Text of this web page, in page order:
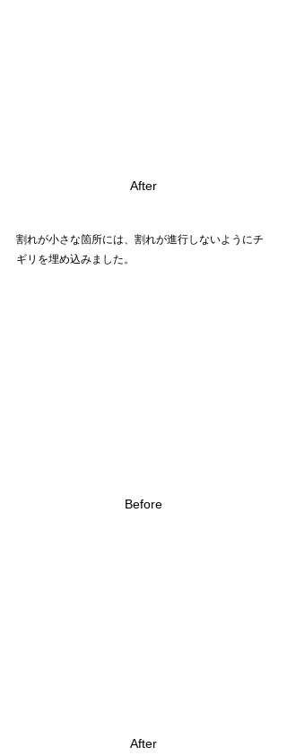
After
割れが小さな箇所には、割れが進行しないようにチ
ギリを埋め込みました。
Before
After